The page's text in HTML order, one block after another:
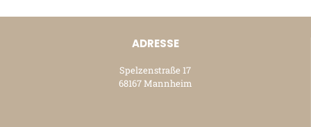
ADRESSE
Spelzenstraße 17
68167 Mannheim